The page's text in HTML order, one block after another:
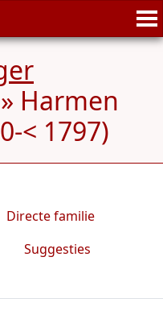
» Harmen
< 1797)
Directe familie
Suggesties